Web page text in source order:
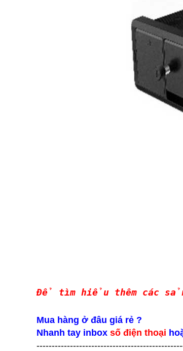
Để tìm hiểu thêm các
Mua hàng ở đâu giá rẻ ?
Nhanh tay inbox số điện thoại